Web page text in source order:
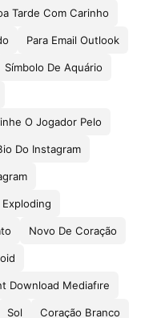
Tarde Com Carinho
Para Email Outlook
Símbolo De Aquário
O Jogador Pelo
Do Instagram
Exploding
Novo De Coração
Download Mediafıre
Sol Coração Branco